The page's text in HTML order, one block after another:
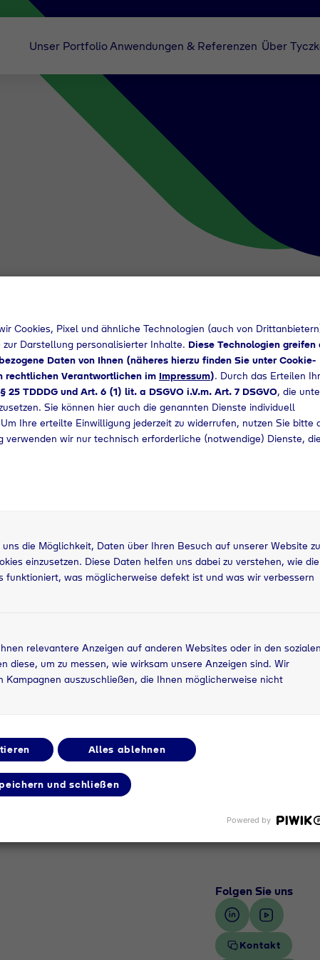
Unser Portfolio Anwendungen & Referenzen Über
Folgen Sie uns
Kontakt
Cookies, Pixel und ähnliche Technologien (auch von
Darstellung personalisierter Inhalte. Diese Technologien greifen
Daten von Ihnen (näheres hierzu finden Sie unter Cookie-
rechtlichen Verantwortlichen im Impressum). Durch das Erteilen
25 TDDDG und Art. 6 (1) lit. a DSGVO i.V.m. Art. 7 DSGVO, die
Sie können hier auch die genannten Dienste individuell
Ihre erteilte Einwilligung jederzeit zu widerrufen, nutzen Sie bitte
verwenden wir nur technisch erforderliche (notwendige) Dienste,
die Möglichkeit, Daten über Ihren Besuch auf unserer Website zu
einzusetzen. Diese Daten helfen uns dabei zu verstehen, wie die
funktioniert, was möglicherweise defekt ist und was wir verbessern
relevantere Anzeigen auf anderen Websites oder in den sozialen
diese, um zu messen, wie wirksam unsere Anzeigen sind. Wir
Kampagnen auszuschließen, die Ihnen möglicherweise nicht
Alles ablehnen
und schließen
Powered by